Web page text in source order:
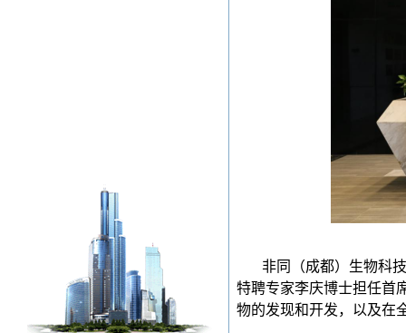
非同（成都）生物科
特聘专家李庆博士担任首
物的发现和开发，以及在